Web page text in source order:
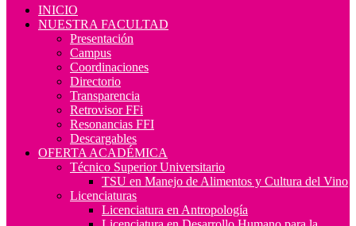
INICIO
NUESTRA FACULTAD
Presentación
Campus
Coordinaciones
Directorio
Transparencia
Retrovisor FFi
Resonancias FFI
Descargables
OFERTA ACADÉMICA
Técnico Superior Universitario
TSU en Manejo de Alimentos y Cultura del Vino
Licenciaturas
Licenciatura en Antropología